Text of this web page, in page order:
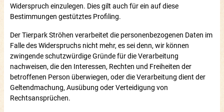
Widerspruch einzulegen. Dies gilt auch für ein auf diese
Bestimmungen gestütztes Profiling.
Der Tierpark Ströhen verarbeitet die personenbezogenen Daten im
Falle des Widerspruchs nicht mehr, es sei denn, wir können
zwingende schutzwürdige Gründe für die Verarbeitung
nachweisen, die den Interessen, Rechten und Freiheiten der
betroffenen Person überwiegen, oder die Verarbeitung dient der
Geltendmachung, Ausübung oder Verteidigung von
Rechtsansprüchen.